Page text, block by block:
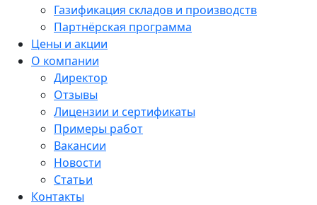
Газификация складов и производств
Партнёрская программа
Цены и акции
О компании
Директор
Отзывы
Лицензии и сертификаты
Примеры работ
Вакансии
Новости
Статьи
Контакты